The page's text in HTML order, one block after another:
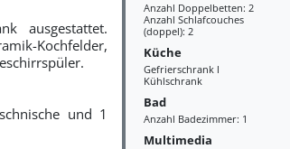
Anzahl Doppelbetten: 2
Anzahl Schlafcouches
(doppel): 2
Küche
Gefrierschrank l
Kühlschrank
Bad
Anzahl Badezimmer: 1
Multimedia
ausgestattet.
Kochfelder,
und 1